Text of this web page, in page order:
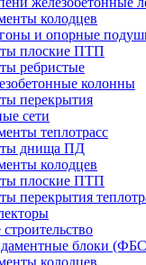
колодцев
и опорные
плоские ПТП
ребристые
колонны
перекрытия
сети
теплотрасс
днища ПД
колодцев
плоские ПТП
перекрытия
блоки
колодцев